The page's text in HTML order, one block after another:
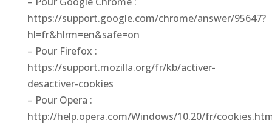
https://support.google.com/chrome/answer/95647?
hl=fr&hlrm=en&safe=on
– Pour Firefox :
https://support.mozilla.org/fr/kb/activer-
desactiver-cookies
– Pour Opera :
http://help.opera.com/Windows/10.20/fr/